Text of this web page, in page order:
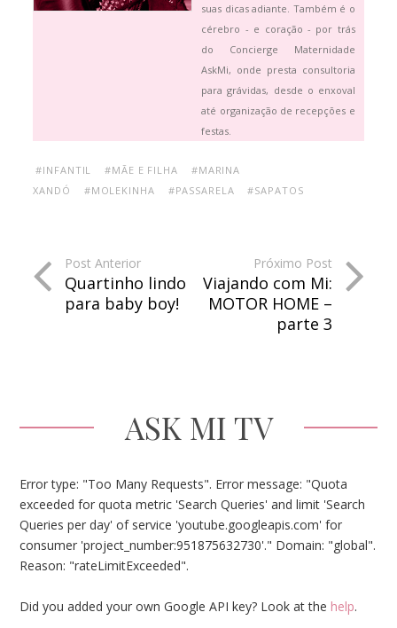
suas dicas adiante. Também é o
cérebro - e coração - por trás
do Concierge Maternidade
AskMi, onde presta consultoria
para grávidas, desde o enxoval
até organização de recepções e
festas.
#INFANTIL #MÃE E FILHA
#MARINA
XANDÓ
#MOLEKINHA #PASSARELA #SAPATOS
Post Anterior
Quartinho lindo
para baby boy!
Próximo Post
Viajando com Mi:
MOTOR HOME –
parte 3
ASK MI TV
Error type: "Too Many Requests". Error message: "Quota
exceeded for quota metric 'Search Queries' and limit 'Search
Queries per day' of service 'youtube.googleapis.com' for
consumer 'project_number:951875632730'." Domain: "global".
Reason: "rateLimitExceeded".
Did you added your own Google API key? Look at the help.